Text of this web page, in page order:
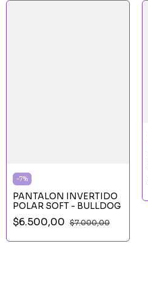
-7%
PANTALON INVERTIDO
POLAR SOFT - BULLDOG
$6.500,00 $7.000,00